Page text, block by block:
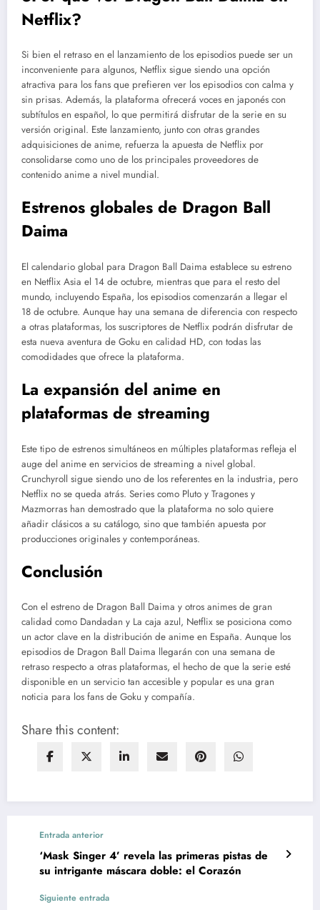
Netflix?
Si bien el retraso en el lanzamiento de los episodios puede ser un
inconveniente para algunos, Netflix sigue siendo una opción
atractiva para los fans que prefieren ver los episodios con calma y
sin prisas. Además, la plataforma ofrecerá voces en japonés con
subtítulos en español, lo que permitirá disfrutar de la serie en su
versión original. Este lanzamiento, junto con otras grandes
adquisiciones de anime, refuerza la apuesta de Netflix por
consolidarse como uno de los principales proveedores de
contenido anime a nivel mundial.
Estrenos globales de Dragon Ball
Daima
El calendario global para Dragon Ball Daima establece su estreno
en Netflix Asia el 14 de octubre, mientras que para el resto del
mundo, incluyendo España, los episodios comenzarán a llegar el
18 de octubre. Aunque hay una semana de diferencia con respecto
a otras plataformas, los suscriptores de Netflix podrán disfrutar de
esta nueva aventura de Goku en calidad HD, con todas las
comodidades que ofrece la plataforma.
La expansión del anime en
plataformas de streaming
Este tipo de estrenos simultáneos en múltiples plataformas refleja el
auge del anime en servicios de streaming a nivel global.
Crunchyroll sigue siendo uno de los referentes en la industria, pero
Netflix no se queda atrás. Series como Pluto y Tragones y
Mazmorras han demostrado que la plataforma no solo quiere
añadir clásicos a su catálogo, sino que también apuesta por
producciones originales y contemporáneas.
Conclusión
Con el estreno de Dragon Ball Daima y otros animes de gran
calidad como Dandadan y La caja azul, Netflix se posiciona como
un actor clave en la distribución de anime en España. Aunque los
episodios de Dragon Ball Daima llegarán con una semana de
retraso respecto a otras plataformas, el hecho de que la serie esté
disponible en un servicio tan accesible y popular es una gran
noticia para los fans de Goku y compañía.
Share this content:
Entrada anterior
‘Mask Singer 4’ revela las primeras pistas de
su intrigante máscara doble: el Corazón
Siguiente entrada